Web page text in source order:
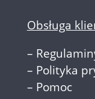
Obsługa
–
– Polityka
– Pomoc